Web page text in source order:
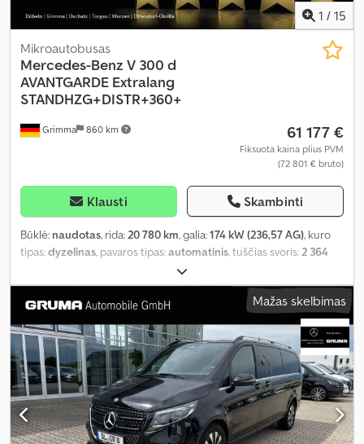
1 / 15
Grimma 860 km
Mikroautobusas
Mercedes-Benz V 300 d
AVANTGARDE Extralang
STANDHZG+DISTR+360+
61 177 €
Fiksuota kaina plius PVM
(72 801 € bruto)
Klausti Skambinti
Būklė: naudotas, rida:20 780 km, galia:174 kW (236,57 AG), kuro
tipas:dyzelinas, pavaros tipas:automatinis, tuščias svoris:2 364
, emisijos klasė:
juodas, vairuotojo kabina:kitas, sėdimų vietų skaičius:8, Gamybos
metai:2025, kuras:dyzelinas, Įranga:
ABS, autonominis šildytuvas,
borto kompiuteris, centrinis užraktas, elektroninė stabilumo
programa (ESP), imobilaizerio sistema, kruizo kontrolė, naudoto
automobilio garantija, navigacijos sistema, oro
kondicionavimas, oro pagalvė, statymo jutikliai, stumdomos
durys, suodžių filtras, sėdynės šildytuvas, trauki kontrolė, vairo
stiprintuvas
Mažas skelbimas